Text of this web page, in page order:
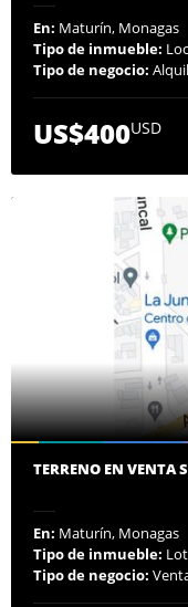
En: Maturín, Monagas
Tipo de inmueble:
Tipo de negocio:
US$400USD
TERRENO EN VENTA
En: Maturín, Monagas
Tipo de inmueble:
Tipo de negocio: